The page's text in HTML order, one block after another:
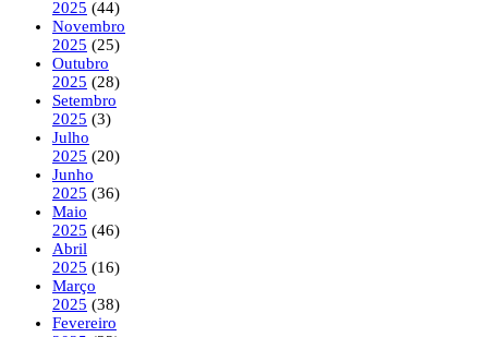
2025 (44)
Novembro
2025 (25)
Outubro
2025 (28)
Setembro
2025 (3)
Julho
2025 (20)
Junho
2025 (36)
Maio
2025 (46)
Abril
2025 (16)
Março
2025 (38)
Fevereiro